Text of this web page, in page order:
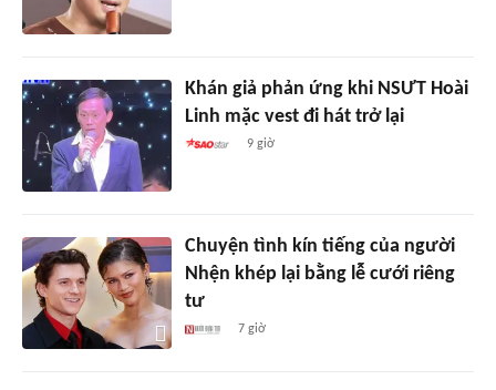
Khán giả phản ứng khi NSƯT Hoài
Linh mặc vest đi hát trở lại
9 giờ
Chuyện tình kín tiếng của người
Nhện khép lại bằng lễ cưới riêng
tư
7 giờ